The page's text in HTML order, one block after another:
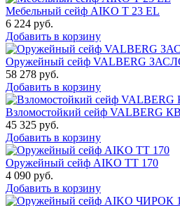
Мебельный сейф AIKO Т 23 EL
6 224 руб.
Добавить в корзину
Оружейный сейф VALBERG
58 278 руб.
Добавить в корзину
Взломостойкий сейф VALBERG
45 325 руб.
Добавить в корзину
Оружейный сейф AIKO TT 170
4 090 руб.
Добавить в корзину